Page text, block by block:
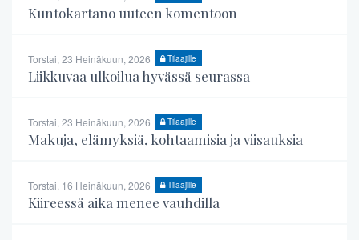
Kuntokartano uuteen komentoon
Torstai, 23 Heinäkuun, 2026 Tilaajille
Liikkuvaa ulkoilua hyvässä seurassa
Torstai, 23 Heinäkuun, 2026 Tilaajille
Makuja, elämyksiä, kohtaamisia ja viisauksia
Torstai, 16 Heinäkuun, 2026 Tilaajille
Kiireessä aika menee vauhdilla